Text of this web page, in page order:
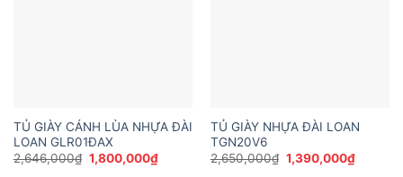
TỦ GIÀY CÁNH LÙA NHỰA ĐÀI
LOAN GLR01ĐAX
2,646,000₫ Giá
gốc
1,800,000₫Giá
hiện
TỦ GIÀY NHỰA ĐÀI LOAN
TGN20V6
2,650,000₫ Giá
gốc
1,390,000₫Giá
hiện